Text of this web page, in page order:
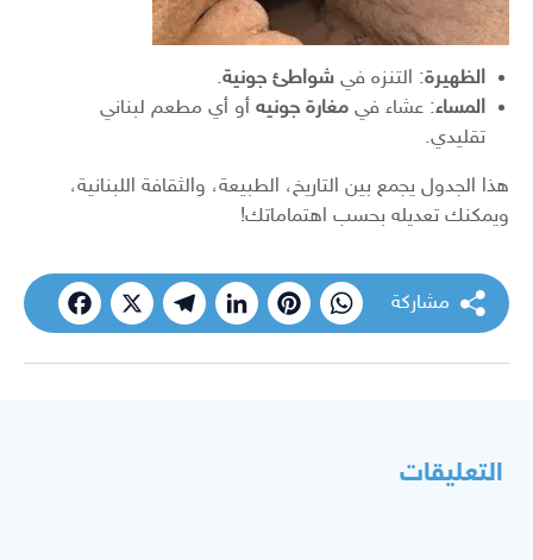
الظهيرة: التنزه في شواطئ جونية.
المساء: عشاء في مغارة جونيه أو أي مطعم لبناني
تقليدي.
هذا الجدول يجمع بين التاريخ، الطبيعة، والثقافة اللبنانية،
ويمكنك تعديله بحسب اهتماماتك!
مشاركة WhatsApp
Pinterest
LinkedIn
Telegram
X
التعليقات